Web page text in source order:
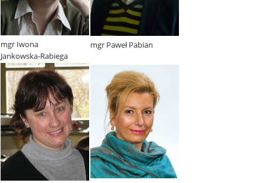
mgr Iwona
Jankowska-Rabiega
mgr Paweł Pabian